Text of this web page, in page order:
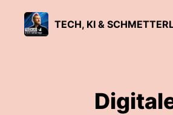
TECH, KI &